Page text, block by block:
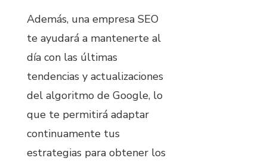
Además, una empresa SEO
te ayudará a mantenerte al
día con las últimas
tendencias y actualizaciones
del algoritmo de Google, lo
que te permitirá adaptar
continuamente tus
estrategias para obtener los